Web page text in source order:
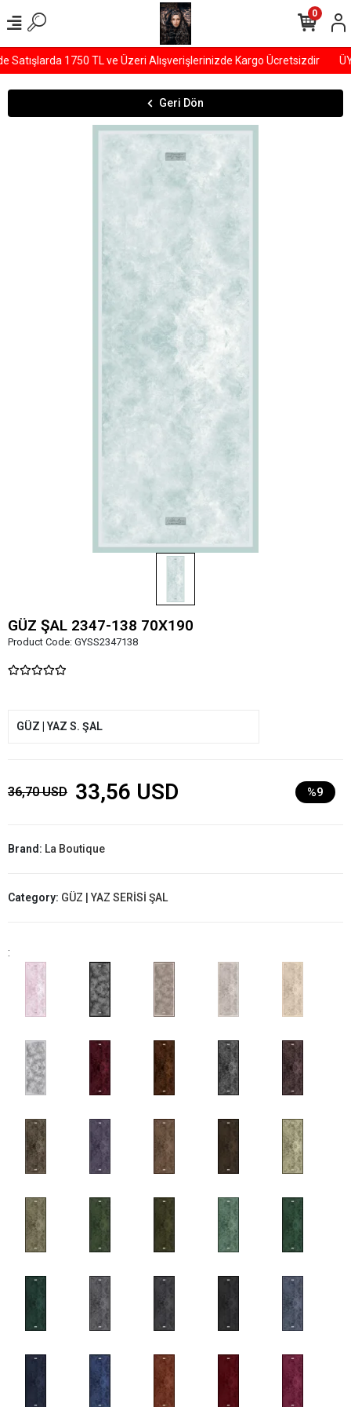
1750 TL ve Üzeri Alışverişlerinizde Kargo Ücretsizdir
0
Geri Dön
GÜZ ŞAL 2347-138 70X190
Product Code: GYSS2347138
GÜZ | YAZ S. ŞAL
36,70 USD 33,56 USD %9
Brand: La Boutique
Category: GÜZ | YAZ SERİSİ ŞAL
: